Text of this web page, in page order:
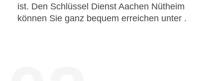
ist. Den Schlüssel Dienst Aachen Nütheim
können Sie ganz bequem erreichen unter .